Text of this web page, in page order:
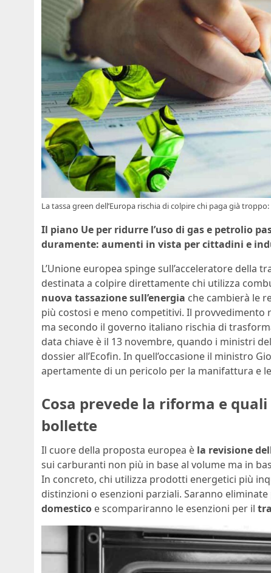
La tassa green dell’Europa rischia di colpire chi paga già
Il piano Ue per ridurre l’uso di gas e petrolio
duramente: aumenti in vista per cittadini e
L’Unione europea spinge sull’acceleratore
destinata a colpire direttamente chi utilizza
nuova tassazione sull’energia che cambierà le
più costosi e meno competitivi. Il
ma secondo il governo italiano rischia di
data chiave è il 13 novembre, quando i ministri
dossier all’Ecofin. In quell’occasione il ministro
apertamente di un pericolo per la manifattura e
Cosa prevede la riforma e
bollette
Il cuore della proposta europea è la revisione
sui carburanti non più in base al volume ma in
In concreto, chi utilizza prodotti energetici più
distinzioni o esenzioni parziali. Saranno
domestico e scompariranno le esenzioni per il